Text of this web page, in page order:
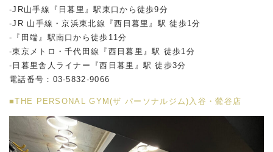
-JR山手線『日暮里』駅東口から徒歩9分
-JR 山手線・京浜東北線『西日暮里』駅 徒歩1分
-『田端』駅南口から徒歩11分
-東京メトロ・千代田線『西日暮里』駅 徒歩1分
-日暮里舎人ライナー『西日暮里』駅 徒歩3分
電話番号：03-5832-9066
■THE PERSONAL GYM(ザ パーソナルジム)入谷・鶯谷店